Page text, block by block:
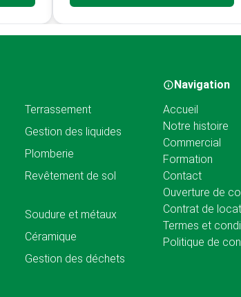
Terrassement
Gestion des liquides
Plomberie
Revêtement de sol
Soudure et métaux
Céramique
Gestion des déchets
Navigation
Accueil
Notre histoire
Commercial
Formation
Contact
Ouverture de
Contrat de
Termes et
Politique de